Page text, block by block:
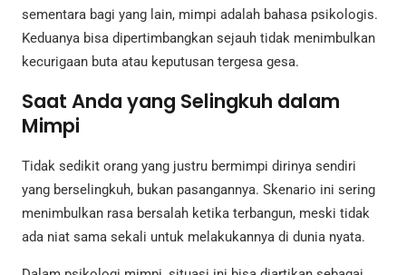
sementara bagi yang lain, mimpi adalah bahasa psikologis.
Keduanya bisa dipertimbangkan sejauh tidak menimbulkan
kecurigaan buta atau keputusan tergesa gesa.
Saat Anda yang Selingkuh dalam
Mimpi
Tidak sedikit orang yang justru bermimpi dirinya sendiri
yang berselingkuh, bukan pasangannya. Skenario ini sering
menimbulkan rasa bersalah ketika terbangun, meski tidak
ada niat sama sekali untuk melakukannya di dunia nyata.